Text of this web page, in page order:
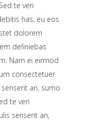
Sed te veri
has, eu eos
dolorem
definiebas
Nam ei eirmod
consectetuer
an, sumo
te veri
senserit an,